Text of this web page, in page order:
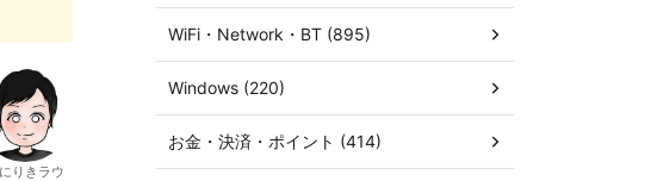
りきラウ
WiFi・Network・BT (895)
Windows (220)
お金・決済・ポイント (414)